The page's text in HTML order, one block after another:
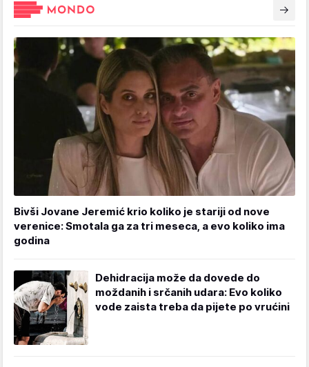
Bivši Jovane Jeremić krio koliko je stariji od nove
verenice: Smotala ga za tri meseca, a evo koliko ima
godina
Dehidracija može da dovede do
moždanih i srčanih udara: Evo koliko
vode zaista treba da pijete po vrućini